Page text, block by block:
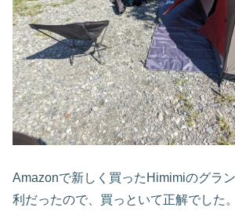
Amazonで新しく買ったHimimiのグラ
利だったので、買っといて正解でした。